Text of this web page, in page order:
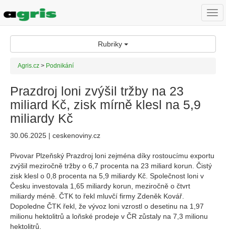
Rubriky
Agris.cz > Podnikání
Prazdroj loni zvýšil tržby na 23
miliard Kč, zisk mírně klesl na 5,9
miliardy Kč
30.06.2025 | ceskenoviny.cz
Pivovar Plzeňský Prazdroj loni zejména díky rostoucímu exportu
zvýšil meziročně tržby o 6,7 procenta na 23 miliard korun. Čistý
zisk klesl o 0,8 procenta na 5,9 miliardy Kč. Společnost loni v
Česku investovala 1,65 miliardy korun, meziročně o čtvrt
miliardy méně. ČTK to řekl mluvčí firmy Zdeněk Kovář.
Dopoledne ČTK řekl, že vývoz loni vzrostl o desetinu na 1,97
milionu hektolitrů a loňské prodeje v ČR zůstaly na 7,3 milionu
hektolitrů.